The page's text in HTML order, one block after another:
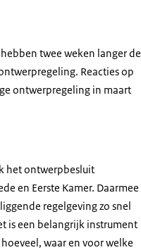
twee weken langer de
Reacties op
ontwerpregeling in maart
het ontwerpbesluit
en Eerste Kamer. Daarmee
regelgeving zo snel
is een belangrijk instrument
waar en voor welke